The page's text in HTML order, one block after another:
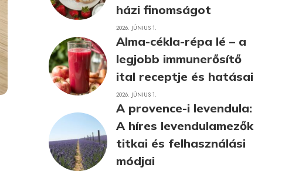
házi finomságot
2026. JÚNIUS 1.
Alma-cékla-répa lé – a
legjobb immunerősítő
ital receptje és hatásai
2026. JÚNIUS 1.
A provence-i levendula:
A híres levendulamezők
titkai és felhasználási
módjai